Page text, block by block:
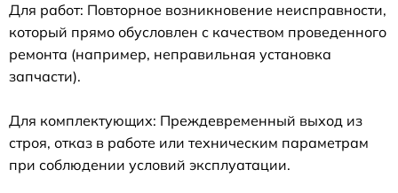
Для работ: Повторное возникновение неисправности,
который прямо обусловлен с качеством проведенного
ремонта (например, неправильная установка
запчасти).
Для комплектующих: Преждевременный выход из
строя, отказ в работе или техническим параметрам
при соблюдении условий эксплуатации.